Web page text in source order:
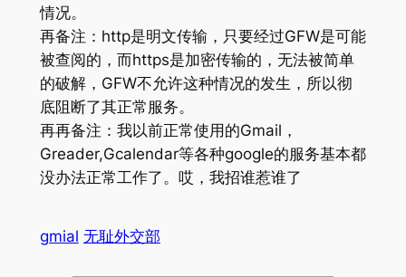
情况。
再备注：http是明文传输，只要经过GFW是可能
被查阅的，而https是加密传输的，无法被简单
的破解，GFW不允许这种情况的发生，所以彻
底阻断了其正常服务。
再再备注：我以前正常使用的Gmail，
Greader,Gcalendar等各种google的服务基本都
没办法正常工作了。哎，我招谁惹谁了
gmial 无耻外交部